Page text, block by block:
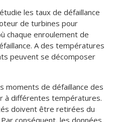
les taux de défaillance
de turbines pour
chaque enroulement de
A des températures
peuvent se décomposer
moments de défaillance des
à différentes températures.
doivent être retirées du
conséquent, les données